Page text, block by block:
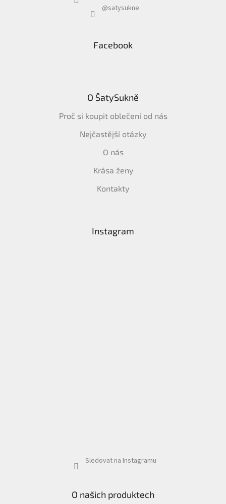
@satysukne
Facebook
O ŠatySukně
Proč si koupit oblečení od nás
Nejčastější otázky
O nás
Krása ženy
Kontakty
Instagram
Sledovat na Instagramu
O našich produktech